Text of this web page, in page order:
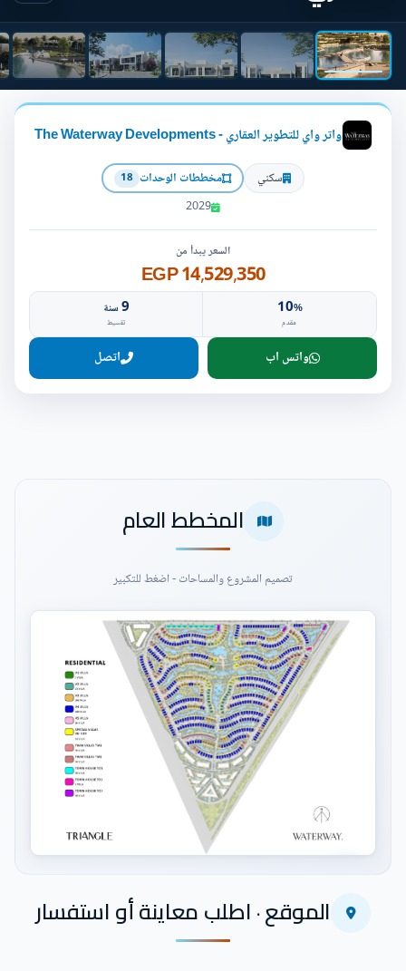
واتر واي للتطوير العقاري - The Waterway Developments
سكني مخططات الوحدات 18
2029
السعر يبدأ من
14,529,350 EGP
10%
مقدم
9سنة
تقسيط
واتس اب اتصل
المخطط العام
تصميم المشروع والمساحات - اضغط للتكبير
اضغط للتكبيرالموقع · اطلب معاينة أو استفسار